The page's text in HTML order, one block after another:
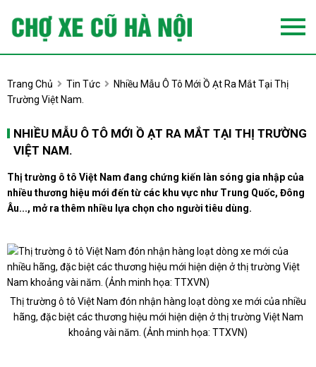
Trang Chủ Tin Tức
Nhiều Mẫu Ô Tô Mới Ồ Ạt Ra Mắt Tại Thị
Trường Việt Nam.
NHIỀU MẪU Ô TÔ MỚI Ồ ẠT RA MẮT TẠI THỊ TRƯỜNG
VIỆT NAM.
Thị trường ô tô Việt Nam đang chứng kiến làn sóng gia nhập của
nhiều thương hiệu mới đến từ các khu vực như Trung Quốc, Đông
Âu..., mở ra thêm nhiều lựa chọn cho người tiêu dùng.
Thị trường ô tô Việt Nam đón nhận hàng loạt dòng xe mới của nhiều
hãng, đặc biệt các thương hiệu mới hiện diện ở thị trường Việt Nam
khoảng vài năm. (Ảnh minh họa: TTXVN)